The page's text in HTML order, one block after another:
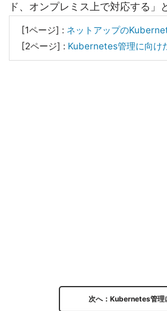
ド、オンプレミス上で対応する」
[1ページ] : ネットアップの
[2ページ] : Kubernetes管理に向け
次へ：Kubernetes管理